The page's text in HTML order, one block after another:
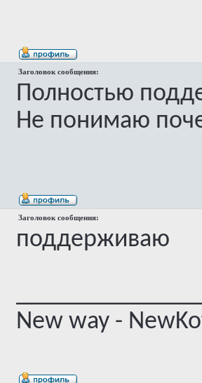
Заголовок сообщения:
Полностью
Не понимаю
Заголовок сообщения:
поддерживаю
New way -